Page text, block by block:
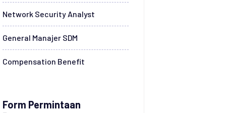
Network Security Analyst
General Manajer SDM
Compensation Benefit
Form Permintaan